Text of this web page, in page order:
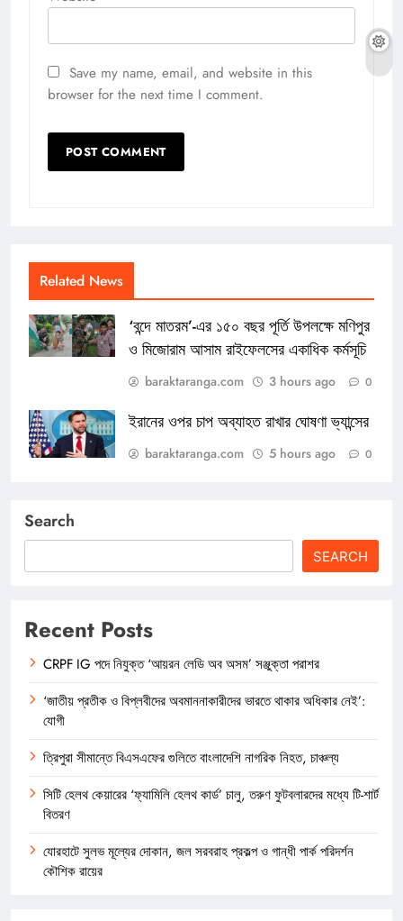
Save my name, email, and website in this
browser for the next time I comment.
Related News
‘বন্দে মাতরম’-এর ১৫০ বছর পূর্তি উপলক্ষে মণিপুর
ও মিজোরাম আসাম রাইফেলসের একাধিক কর্মসূচি
baraktaranga.com 3 hours ago 0
ইরানের ওপর চাপ অব্যাহত রাখার ঘোষণা ভ্যান্সের
baraktaranga.com 5 hours ago 0
Search
SEARCH
Recent Posts
CRPF IG পদে নিযুক্ত ‘আয়রন লেডি অব অসম’ সঞ্জুক্তা পরাশর
‘জাতীয় প্রতীক ও বিপ্লবীদের অবমাননাকারীদের ভারতে থাকার অধিকার নেই’:
যোগী
ত্রিপুরা সীমান্তে বিএসএফের গুলিতে বাংলাদেশি নাগরিক নিহত, চাঞ্চল্য
সিটি হেলথ কেয়ারের ‘ফ্যামিলি হেলথ কার্ড’ চালু, তরুণ ফুটবলারদের মধ্যে টি-শার্ট
বিতরণ
যোরহাটে সুলভ মূল্যের দোকান, জল সরবরাহ প্রকল্প ও গান্ধী পার্ক পরিদর্শন
কৌশিক রায়ের